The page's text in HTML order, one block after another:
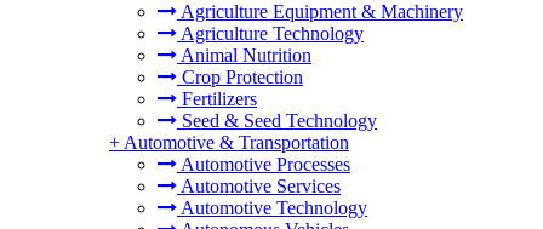
Agriculture Equipment & Machinery
Agriculture Technology
Animal Nutrition
Crop Protection
Fertilizers
Seed & Seed Technology
+ Automotive & Transportation
Automotive Processes
Automotive Services
Automotive Technology